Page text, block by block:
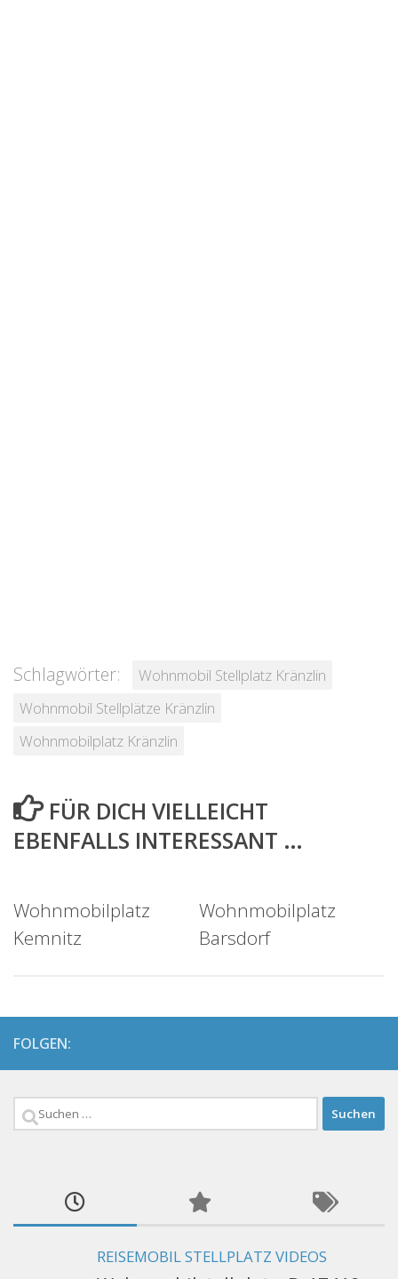
Schlagwörter:
Wohnmobil Stellplatz Kränzlin
Wohnmobil Stellplätze Kränzlin
Wohnmobilplatz Kränzlin
FÜR DICH VIELLEICHT
EBENFALLS INTERESSANT …
Wohnmobilplatz
Kemnitz
Wohnmobilplatz
Barsdorf
FOLGEN:
Suchen
REISEMOBIL STELLPLATZ VIDEOS